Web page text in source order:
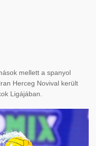
mellett a spanyol
Herceg Novival került
Ligájában.